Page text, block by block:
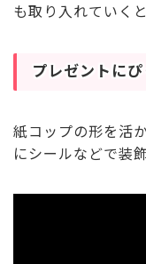
も取り入れていく
プレゼントに
紙コップの形を活
にシールなどで装